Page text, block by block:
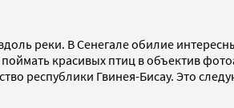
реки. В Сенегале обилие
красивых птиц в объектив
республики Гвинея-Бисау. Это